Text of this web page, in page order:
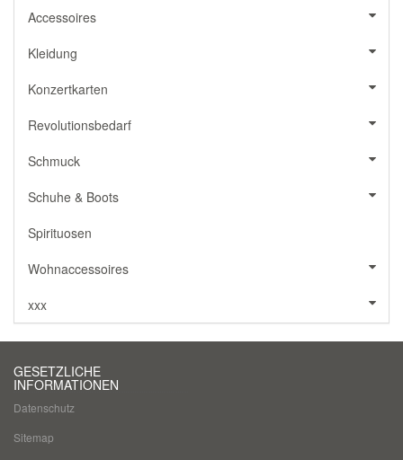
Accessoires
Kleidung
Konzertkarten
Revolutionsbedarf
Schmuck
Schuhe & Boots
Spirituosen
Wohnaccessoires
xxx
GESETZLICHE
INFORMATIONEN
Datenschutz
Sitemap